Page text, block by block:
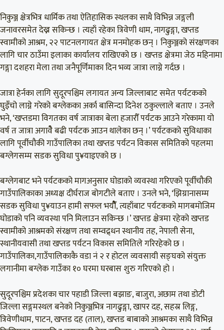
निकुञ्ज क्षेत्रभित्र धार्मिक तथा ऐतिहासिक स्थलका साथै विभिन्न जङ्गली
जनावरसमेत देख्न सकिन्छ । त्यहाँ रहेका त्रिवेणी धाम, नागढुङ्गा, खप्तड
स्वामीको आश्रम, २२ पाटनलगायत क्षेत्र मनमोहक छन् । निकुञ्जको संरक्षणका
लागि चार ठाउँमा इलाका कार्यालय राखिएको छ । खप्तड क्षेत्रमा जेठ महिनामा
गङ्गा दशहरा मेला तथा जनैपूर्णिमाका दिन भव्य जात्रा लाग्ने गर्दछ ।
जात्रा हेर्नका लागि सुदूरपश्चिम लगायत अन्य जिल्लाबाट समेत पर्यटकको
घुइँचो लाग्ने गरेको बग्लेकका अर्का बासिन्दा दिनेश ठकुल्लाले बताए । उनले
भने, ‘खप्तडमा विगतका वर्ष जात्राका बेला हजारौँ पर्यटक आउने गरेकामा यो
वर्ष त जात्रा अगावैे बढी पर्यटक आउन थालेका छन् ।’ पर्यटकको सुविधाका
लागि पूर्वीचौकी गाउँपालिका तथा खप्तड पर्यटन विकास समितिको पहलमा
बग्लेगसम्म सडक सुविधा पु¥याइएको छ ।
बग्लेगबाट भने पर्यटकको मागअनुसार घोडाको व्यवस्था गरिएको पूर्वीचौकी
गाउँपालिकाका अध्यक्ष दीर्घराज बोगटीले बताए । उनले भने, ‘झिग्रानासम्म
सडक सुविधा पु¥याउन हामी सफल भयौैँ, त्यहाँबाट पर्यटकको मागबमोजिम
घोडाको पनि व्यवस्था पनि मिलाउन सकिन्छ ।’ खप्तड क्षेत्रमा रहेको खप्तड
स्वामीको आश्रमको संरक्षण तथा सम्वद्र्धन स्थानीय तह, नेपाली सेना,
स्थानीयवासी तथा खप्तड पर्यटन विकास समितिले गरिरहेको छ ।
गाउँपालिका,गाउँपालिकाकै वडा नं २ र होटल व्यवसायी सङ्घको संयुक्त
लगानीमा बग्लेक गाउँका १० घरमा घरबास शुरु गरिएको हो ।
सुदूरपश्चिम प्रदेशका चार पहाडी जिल्ला बझाङ, बाजुरा, अछाम तथा डोटी
जिल्ला सङ्गमस्थल बनेको निकुञ्जभित्र नागढुङ्गा, खापर दह, सहस्र लिङ्ग,
त्रिवेणीधाम, पाटन, खप्तड दह (ताल), खप्तड बाबाको आश्रमका साथै विभिन्न